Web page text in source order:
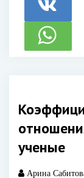
ученые
Арина